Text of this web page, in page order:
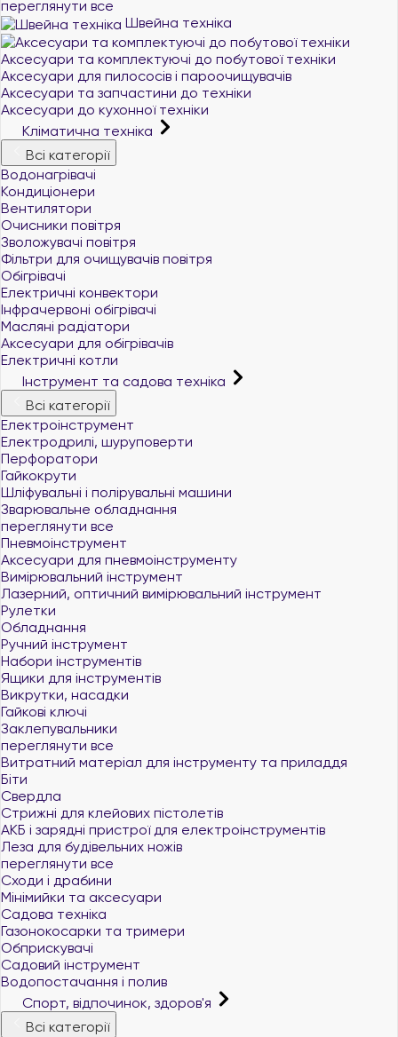
переглянути все
Швейна техніка
Аксесуари та комплектуючі до побутової техніки
Аксесуари для пилососів і пароочищувачів
Аксесуари та запчастини до техніки
Аксесуари до кухонної техніки
Кліматична техніка
Всі категорії
Водонагрівачі
Кондиціонери
Вентилятори
Очисники повітря
Зволожувачі повітря
Фільтри для очищувачів повітря
Обігрівачі
Електричні конвектори
Інфрачервоні обігрівачі
Масляні радіатори
Аксесуари для обігрівачів
Електричні котли
Інструмент та садова техніка
Всі категорії
Електроінструмент
Електродрилі, шуруповерти
Перфоратори
Гайкокрути
Шліфувальні і полірувальні машини
Зварювальне обладнання
переглянути все
Пневмоінструмент
Аксесуари для пневмоінструменту
Вимірювальний інструмент
Лазерний, оптичний вимірювальний інструмент
Рулетки
Обладнання
Ручний інструмент
Набори інструментів
Ящики для інструментів
Викрутки, насадки
Гайкові ключі
Заклепувальники
переглянути все
Витратний матеріал для інструменту та приладдя
Біти
Свердла
Стрижні для клейових пістолетів
АКБ і зарядні пристрої для електроінструментів
Леза для будівельних ножів
переглянути все
Сходи і драбини
Мінімийки та аксесуари
Садова техніка
Газонокосарки та тримери
Обприскувачі
Садовий інструмент
Водопостачання і полив
Спорт, відпочинок, здоров'я
Всі категорії